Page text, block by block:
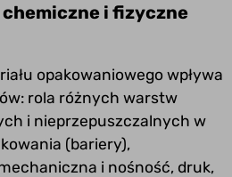
chemiczne i fizyczne
opakowaniowego wpływa
rola różnych warstw
i nieprzepuszczalnych w
(bariery),
i nośność, druk,